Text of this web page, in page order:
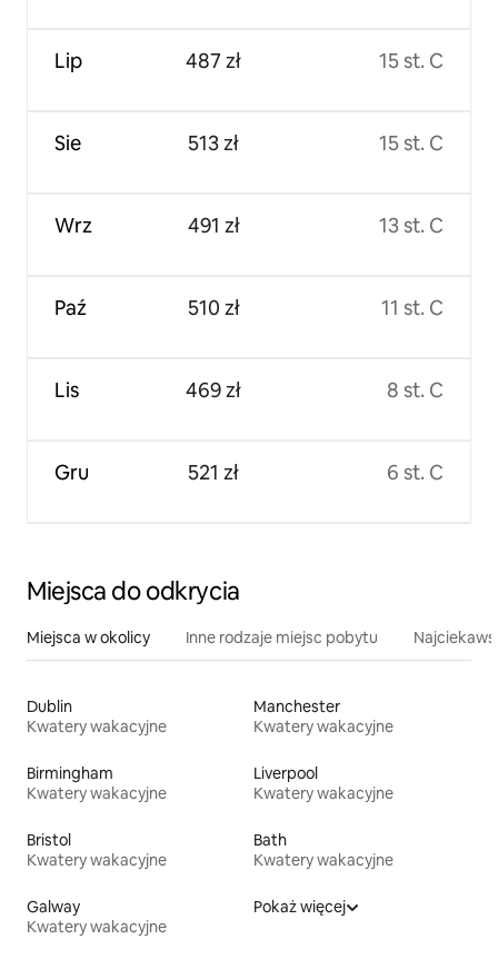
Lip
Sie
Wrz
Paź
Lis
Gru
487 zł
513 zł
491 zł
510 zł
469 zł
521 zł
15 st. C
15 st. C
13 st. C
11 st. C
8 st. C
6 st. C
Miejsca do odkrycia
Miejsca w okolicy Inne rodzaje miejsc pobytu
Dublin
Kwatery wakacyjne
Manchester
Kwatery wakacyjne
Birmingham
Kwatery wakacyjne
Liverpool
Kwatery wakacyjne
Bristol
Kwatery wakacyjne
Bath
Kwatery wakacyjne
Galway
Kwatery wakacyjne
Pokaż więcej